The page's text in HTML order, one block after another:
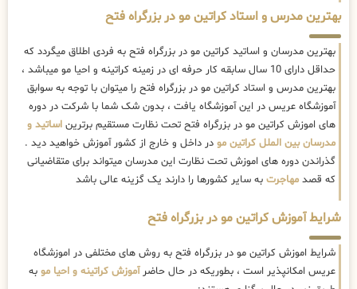
بهترین مدرس و استاد کراتین مو در بزرگراه فتح
بهترین مدرسان و اساتید کراتین مو در بزرگراه فتح به فردی اطلاق میگردد که
حداقل دارای 10 سال سابقه کار حرفه ای در زمینه کراتینه و احیا مو میباشد ،
بهترین مدرس و استاد کراتین مو در بزرگراه فتح را میتوان با توجه به سوابق
آموزشگاه عریس در این آموزشگاه یافت ، بدون شک شما با شرکت در دوره
های اموزش کراتین مو در بزرگراه فتح تحت نظارت مستقیم برترین اساتید و
مدرسان بین الملل کراتین مو در داخل و خارج از کشور آموزش خواهید دید .
گذراندن دوره های اموزش تحت نظارت این مدرسان میتواند برای متقاضیانی
که قصد مهاجرت به سایر کشورها را دارند یک گزینه عالی باشد
شرایط آموزش کراتین مو در بزرگراه فتح
شرایط اموزش کراتین مو در بزرگراه فتح به روش های مختلفی در اموزشگاه
عریس امکانپذیر است ، بطوریکه در حال حاضرآموزش کراتینه و احیا مو به